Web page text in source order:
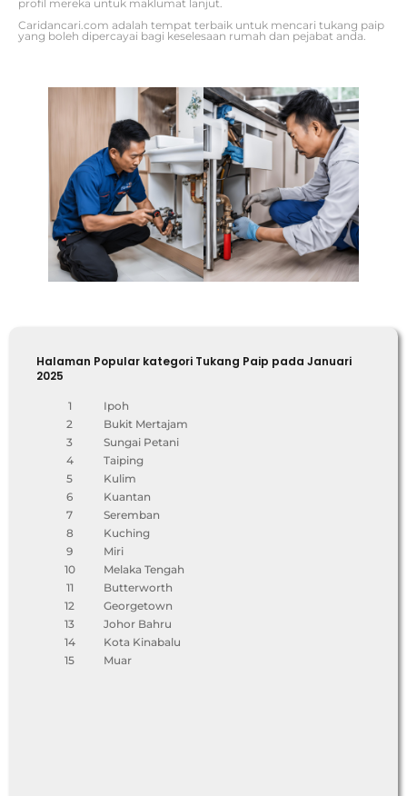
profil mereka untuk maklumat lanjut.
Caridancari.com adalah tempat terbaik untuk mencari tukang paip
yang boleh dipercayai bagi keselesaan rumah dan pejabat anda.
Halaman Popular kategori Tukang Paip pada Januari
2025
1
Ipoh
2
Bukit Mertajam
3
Sungai Petani
4
Taiping
5
Kulim
6
Kuantan
7
Seremban
8
Kuching
9
Miri
10
Melaka Tengah
11
Butterworth
12
Georgetown
13
Johor Bahru
14
Kota Kinabalu
15
Muar